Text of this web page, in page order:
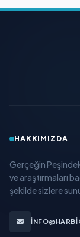
HAKKIMIZDA
Gerçeğin
ve araştırmaları
şekilde sizlere